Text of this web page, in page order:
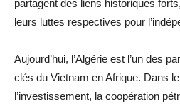
partagent des liens historiques
leurs luttes respectives pour
Aujourd’hui, l’Algérie est l’un des
clés du Vietnam en Afrique. Dans
l’investissement, la coopération